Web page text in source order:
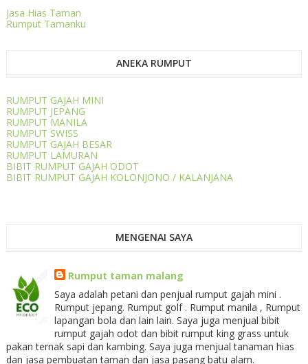
Jasa Hias Taman
Rumput Tamanku
ANEKA RUMPUT
RUMPUT GAJAH MINI
RUMPUT JEPANG
RUMPUT MANILA
RUMPUT SWISS
RUMPUT GAJAH BESAR
RUMPUT LAMURAN
BIBIT RUMPUT GAJAH ODOT
BIBIT RUMPUT GAJAH KOLONJONO / KALANJANA
MENGENAI SAYA
Rumput taman malang
Saya adalah petani dan penjual rumput gajah mini .
Rumput jepang. Rumput golf . Rumput manila , Rumput
lapangan bola dan lain lain. Saya juga menjual bibit
rumput gajah odot dan bibit rumput king grass untuk
pakan ternak sapi dan kambing. Saya juga menjual tanaman hias
dan jasa pembuatan taman dan jasa pasang batu alam.